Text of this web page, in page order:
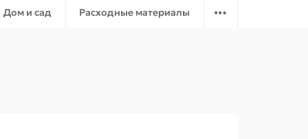
Дом и сад Расходные материалы